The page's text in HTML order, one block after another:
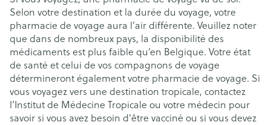
Selon votre destination et la durée du voyage, votre
pharmacie de voyage aura l’air différente. Veuillez noter
que dans de nombreux pays, la disponibilité des
médicaments est plus faible qu’en Belgique. Votre état
de santé et celui de vos compagnons de voyage
détermineront également votre pharmacie de voyage. Si
vous voyagez vers une destination tropicale, contactez
l’Institut de Médecine Tropicale ou votre médecin pour
savoir si vous avez besoin d'être vacciné ou si vous devez